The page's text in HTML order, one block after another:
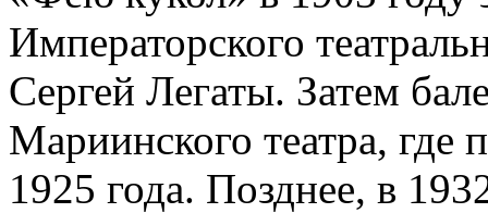
Императорского
Сергей Легаты. Затем
Мариинского театра, где
1925 года. Позднее, в